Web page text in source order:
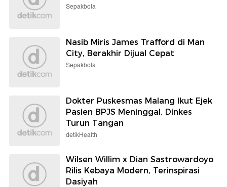
Sepakbola
Nasib Miris James Trafford di Man
City, Berakhir Dijual Cepat
Sepakbola
Dokter Puskesmas Malang Ikut Ejek
Pasien BPJS Meninggal, Dinkes
Turun Tangan
detikHealth
Wilsen Willim x Dian Sastrowardoyo
Rilis Kebaya Modern, Terinspirasi
Dasiyah